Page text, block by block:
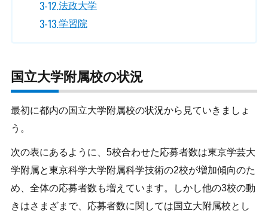
法政大学
学習院
国立大学附属校の状況
最初に都内の国立大学附属校の状況から見ていきましょ
う。
次の表にあるように、5校合わせた応募者数は東京学芸大
学附属と東京科学大学附属科学技術の2校が増加傾向のた
め、全体の応募者数も増えています。しかし他の3校の動
きはさまざまで、応募者数に関しては国立大附属校とし